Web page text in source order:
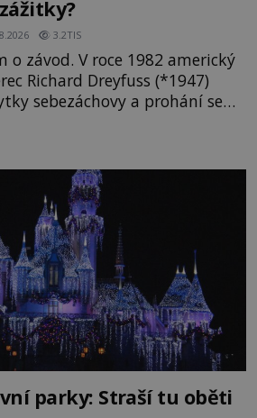
3.2TIS
o závod. V roce 1982 americký
Richard Dreyfuss (*1947)
sebezáchovy a prohání se
mercedesu jako utržený ze
katastrofou, když to Dreyfuss
kokain. Tímto
parky: Straší tu oběti